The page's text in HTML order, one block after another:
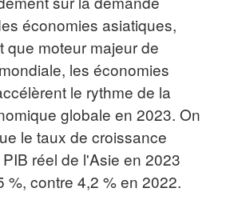
économies asiatiques,
que moteur majeur de
les économies
le rythme de la
globale en 2023. On
le taux de croissance
réel de l'Asie en 2023
%, contre 4,2 % en 2022.